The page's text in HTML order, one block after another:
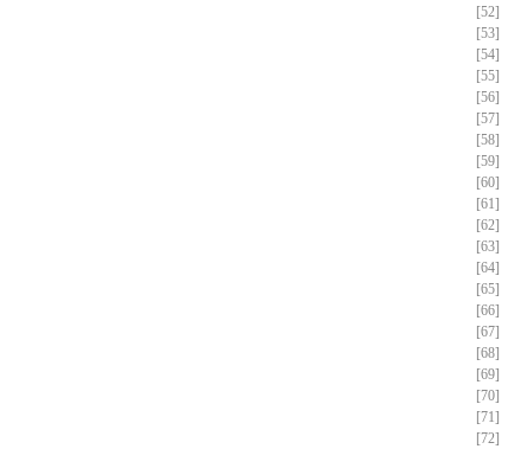
[52]
[53]
[54]
[55]
[56]
[57]
[58]
[59]
[60]
[61]
[62]
[63]
[64]
[65]
[66]
[67]
[68]
[69]
[70]
[71]
[72]